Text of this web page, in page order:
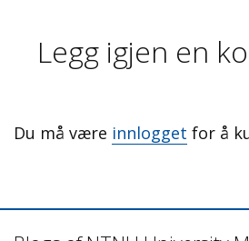
Legg igjen en
Du må være innlogget for å